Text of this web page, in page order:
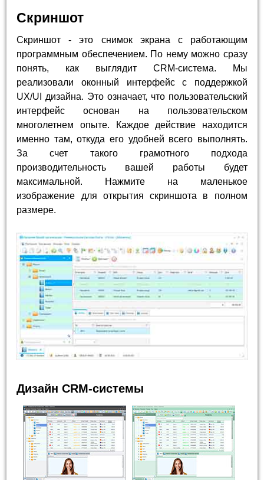
Скриншот
Скриншот - это снимок экрана с работающим
программным обеспечением. По нему можно сразу
понять, как выглядит CRM-система. Мы
реализовали оконный интерфейс с поддержкой
UX/UI дизайна. Это означает, что пользовательский
интерфейс основан на пользовательском
многолетнем опыте. Каждое действие находится
именно там, откуда его удобней всего выполнять.
За счет такого грамотного подхода
производительность вашей работы будет
максимальной. Нажмите на маленькое
изображение для открытия скриншота в полном
размере.
Дизайн CRM-системы